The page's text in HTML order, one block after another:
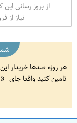
از بروز رسانی
نیاز از
هر روزه صدها خریدار این
تامین کنید واقعا جای